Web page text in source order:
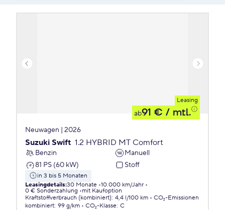
Leasing
ab91 € / mtl.
Neuwagen | 2026
Suzuki Swift 1.2 HYBRID MT Comfort
Benzin
Manuell
81 PS (60 kW)
Stoff
in 3 bis 5 Monaten
Leasingdetails:30 Monate 10.000 km/Jahr
0 € Sonderzahlung
mit Kaufoption
Kraftstoffverbrauch (kombiniert): 4,4 l/100 km
CO₂-Emissionen
kombiniert: 99 g/km CO₂-Klasse: C